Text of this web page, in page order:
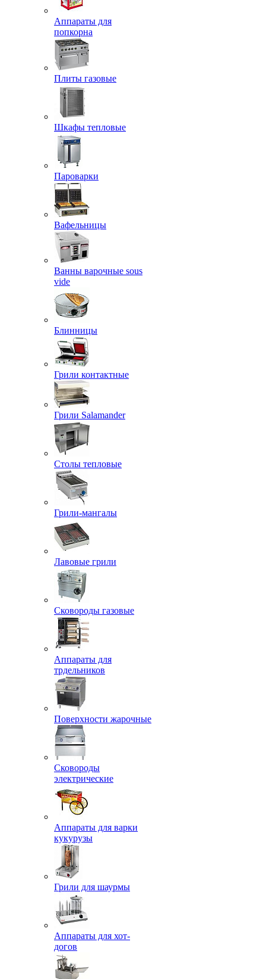
Аппараты для
попкорна
Плиты газовые
Шкафы тепловые
Пароварки
Вафельницы
Ванны варочные sous
vide
Блинницы
Грили контактные
Грили Salamander
Столы тепловые
Грили-мангалы
Лавовые грили
Сковороды газовые
Аппараты для
трдельников
Поверхности жарочные
Сковороды
электрические
Аппараты для варки
кукурузы
Грили для шаурмы
Аппараты для хот-
догов